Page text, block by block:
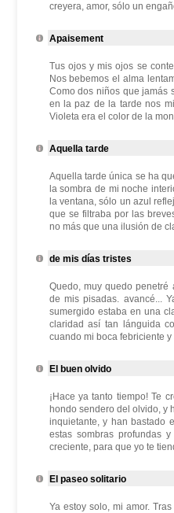
creyera, amor, sólo un
Apaisement
Tus ojos y mis ojos se
Nos bebemos el alma
Como dos niños que jamás
en la paz de la tarde nos
Violeta era el color de la
Aquella tarde
Aquella tarde única se ha
la sombra de mi noche
la ventana, sólo un azul
que se filtraba por las
no más que una ilusión de
de mis días tristes
Quedo, muy quedo
de mis pisadas. avancé...
sumergido estaba en una
claridad así tan lánguida
cuando mi boca febriciente y
El buen olvido
¡Hace ya tanto tiempo! Te
hondo sendero del olvido, y
inquietante, y han bastado
estas sombras profundas
creciente, para que yo te
El paseo solitario
Ya estoy solo, mi amor.